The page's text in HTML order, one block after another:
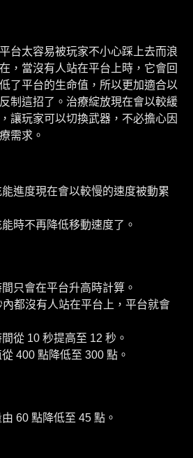
台太容易被玩家不小心踩上去而浪
，當沒有人站在平台上時，它會回
了平台的生命值，所以更加適合以
制這招了。治療綻放現在會以較緩
讓玩家可以切換武器，不必擔心因
需求。
能進度現在會以較慢的速度被動累
時不再降低移動速度了。
只會在平台升高時計算。
內都沒有人站在平台上，平台就會
從 10 秒提高至 12 秒。
400 點降低至 300 點。
60 點降低至 45 點。